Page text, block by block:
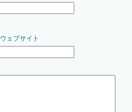
ウェブサイト